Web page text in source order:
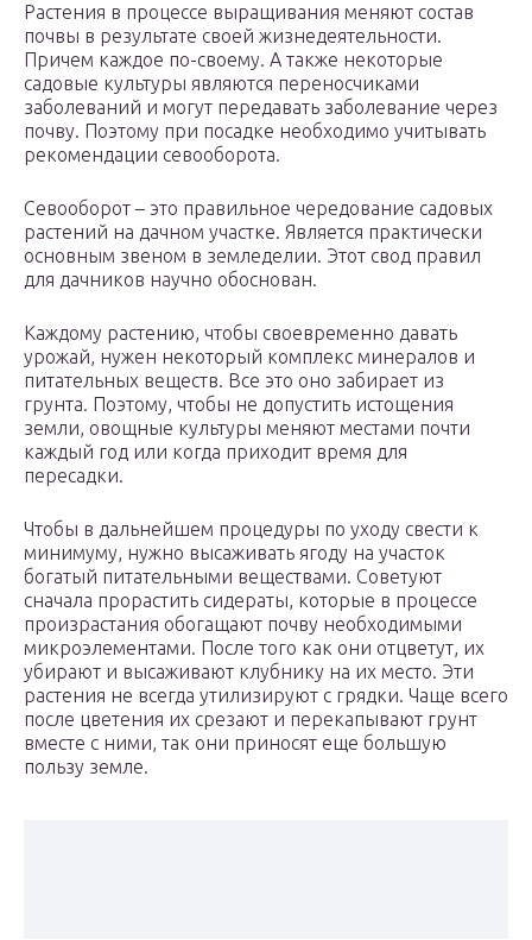
Растения в процессе выращивания меняют состав
почвы в результате своей жизнедеятельности.
Причем каждое по-своему. А также некоторые
садовые культуры являются переносчиками
заболеваний и могут передавать заболевание через
почву. Поэтому при посадке необходимо учитывать
рекомендации севооборота.
Севооборот – это правильное чередование садовых
растений на дачном участке. Является практически
основным звеном в земледелии. Этот свод правил
для дачников научно обоснован.
Каждому растению, чтобы своевременно давать
урожай, нужен некоторый комплекс минералов и
питательных веществ. Все это оно забирает из
грунта. Поэтому, чтобы не допустить истощения
земли, овощные культуры меняют местами почти
каждый год или когда приходит время для
пересадки.
Чтобы в дальнейшем процедуры по уходу свести к
минимуму, нужно высаживать ягоду на участок
богатый питательными веществами. Советуют
сначала прорастить сидераты, которые в процессе
произрастания обогащают почву необходимыми
микроэлементами. После того как они отцветут, их
убирают и высаживают клубнику на их место. Эти
растения не всегда утилизируют с грядки. Чаще всего
после цветения их срезают и перекапывают грунт
вместе с ними, так они приносят еще большую
пользу земле.